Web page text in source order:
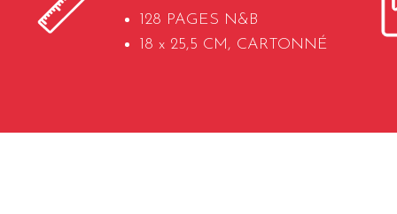
128 PAGES N&B
18 x 25,5 CM, CARTONNÉ